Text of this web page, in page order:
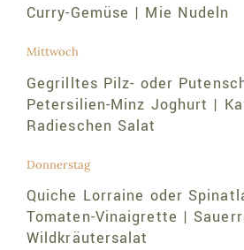
Curry-Gemüse | Mie Nudeln
Mittwoch
Gegrilltes Pilz- oder
Petersilien-Minz Joghurt |
Radieschen Salat
Donnerstag
Quiche Lorraine oder
Tomaten-Vinaigrette |
Wildkräutersalat